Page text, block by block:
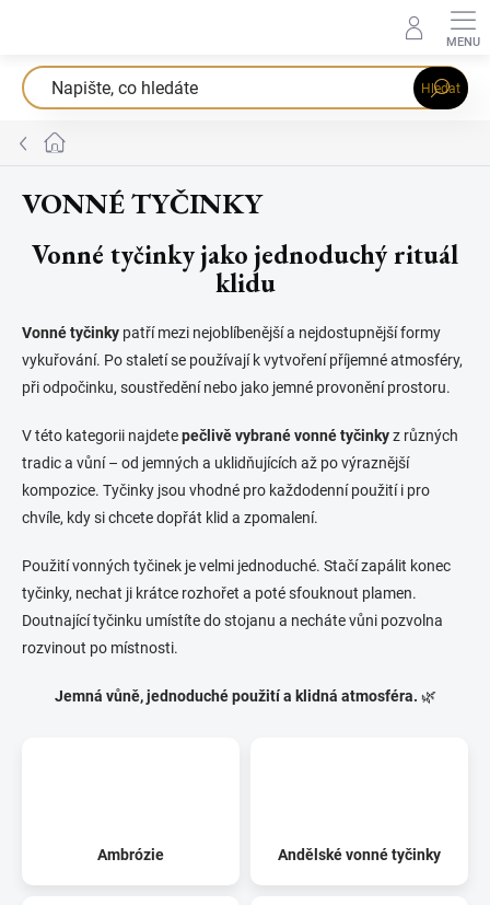
Hledat
Domů
VONNÉ TYČINKY
Vonné tyčinky jako jednoduchý rituál
klidu
Vonné tyčinky patří mezi nejoblíbenější a nejdostupnější formy
vykuřování. Po staletí se používají k vytvoření příjemné atmosféry,
při odpočinku, soustředění nebo jako jemné provonění prostoru.
V této kategorii najdetepečlivě vybrané vonné tyčinkyz různých
tradic a vůní – od jemných a uklidňujících až po výraznější
kompozice. Tyčinky jsou vhodné pro každodenní použití i pro
chvíle, kdy si chcete dopřát klid a zpomalení.
Použití vonných tyčinek je velmi jednoduché. Stačí zapálit konec
tyčinky, nechat ji krátce rozhořet a poté sfouknout plamen.
Doutnající tyčinku umístíte do stojanu a necháte vůni pozvolna
rozvinout po místnosti.
Jemná vůně, jednoduché použití a klidná atmosféra. 🌿
Ambrózie Andělské vonné tyčinky